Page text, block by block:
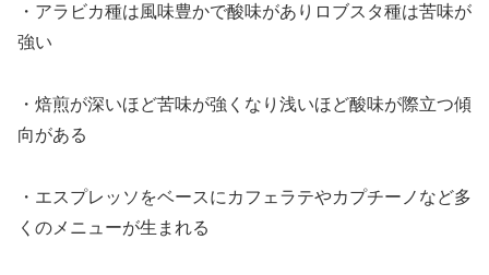
・アラビカ種は風味豊かで酸味がありロブスタ種は苦味が
強い
・焙煎が深いほど苦味が強くなり浅いほど酸味が際立つ傾
向がある
・エスプレッソをベースにカフェラテやカプチーノなど多
くのメニューが生まれる